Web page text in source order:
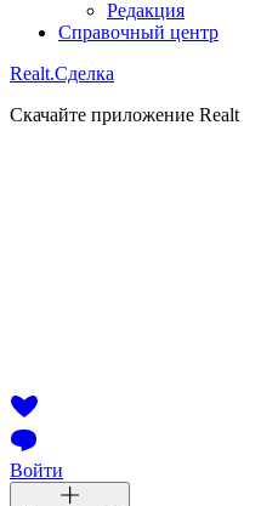
Редакция
Справочный центр
Realt.Сделка
Скачайте приложение Realt
Войти